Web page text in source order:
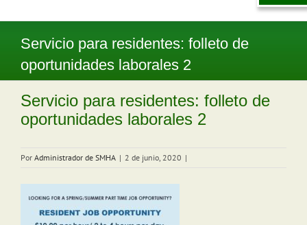
Servicio para residentes: folleto de
oportunidades laborales 2
Servicio para residentes: folleto de
oportunidades laborales 2
Por Administrador de SMHA | 2 de junio, 2020 |